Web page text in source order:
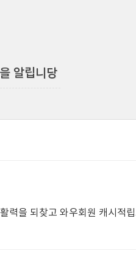
알립니당
력을 되찾고 와우회원 캐시적